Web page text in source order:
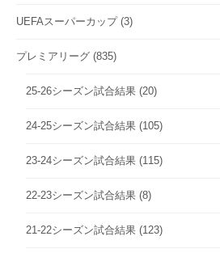
UEFAスーパーカップ(3)
プレミアリーグ (835)
25-26シーズン試合結果 (20)
24-25シーズン試合結果 (105)
23-24シーズン試合結果 (115)
22-23シーズン試合結果 (8)
21-22シーズン試合結果 (123)